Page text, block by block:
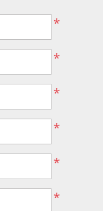
*
*
*
*
*
*